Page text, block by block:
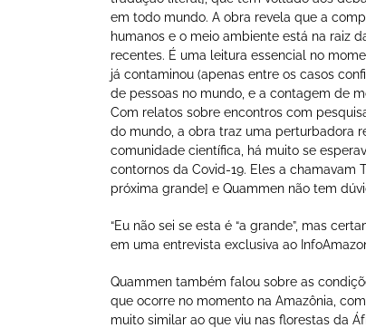
em todo mundo. A obra revela que a
humanos e o meio ambiente está na raiz
recentes. É uma leitura essencial no
já contaminou (apenas entre os casos
de pessoas no mundo, e a contagem de
Com relatos sobre encontros com
do mundo, a obra traz uma perturbadora
comunidade científica, há muito se
contornos da Covid-19. Eles a chamavam
próxima grande] e Quammen não tem
“Eu não sei se esta é “a grande”, mas
em uma entrevista exclusiva ao
Quammen também falou sobre as
que ocorre no momento na Amazônia,
muito similar ao que viu nas florestas da